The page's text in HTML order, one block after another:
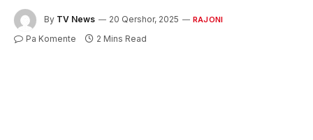
By TV News 20 Qershor, 2025 RAJONI
Pa Komente 2 Mins Read